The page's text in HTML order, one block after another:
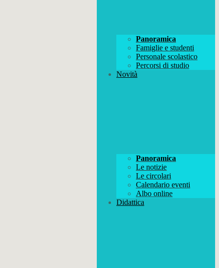
Panoramica
Famiglie e studenti
Personale scolastico
Percorsi di studio
Novità
Panoramica
Le notizie
Le circolari
Calendario eventi
Albo online
Didattica